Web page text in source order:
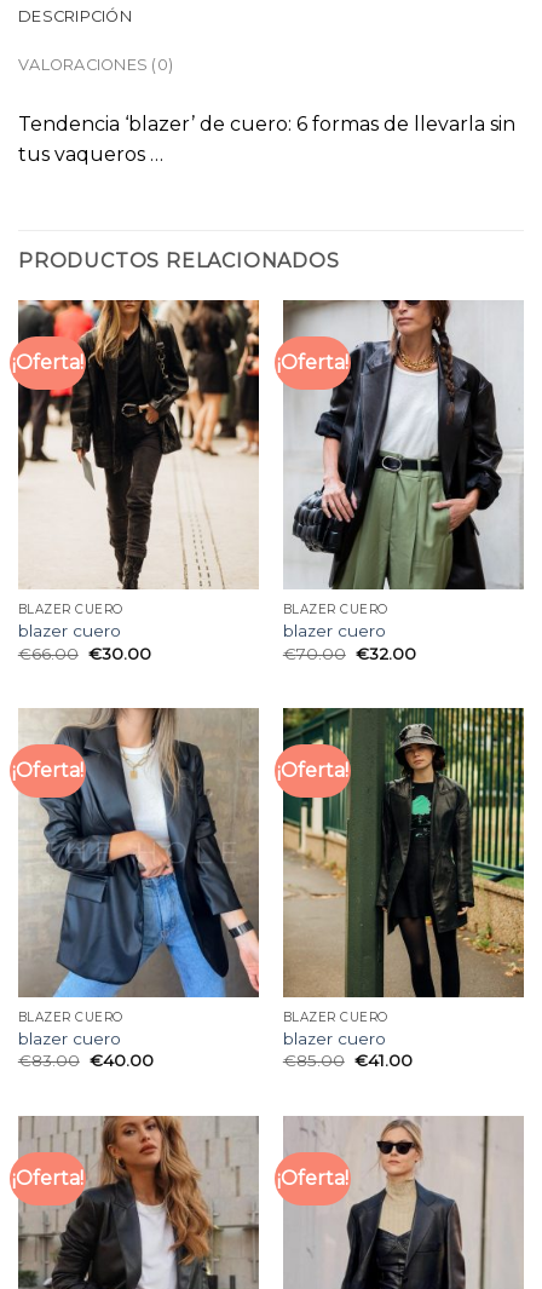
DESCRIPCIÓN
VALORACIONES (0)
Tendencia ‘blazer’ de cuero: 6 formas de llevarla sin
tus vaqueros …
PRODUCTOS RELACIONADOS
¡Oferta!
BLAZER CUERO
blazer cuero
€66.00 €30.00
¡Oferta!
BLAZER CUERO
blazer cuero
€70.00 €32.00
¡Oferta!
BLAZER CUERO
blazer cuero
€83.00 €40.00
¡Oferta!
BLAZER CUERO
blazer cuero
€85.00 €41.00
¡Oferta! ¡Oferta!